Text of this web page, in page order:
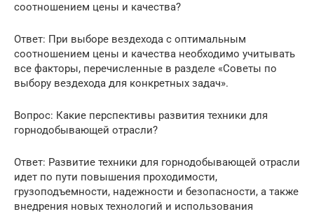
соотношением цены и качества?
Ответ: При выборе вездехода с оптимальным
соотношением цены и качества необходимо учитывать
все факторы, перечисленные в разделе «Советы по
выбору вездехода для конкретных задач».
Вопрос: Какие перспективы развития техники для
горнодобывающей отрасли?
Ответ: Развитие техники для горнодобывающей отрасли
идет по пути повышения проходимости,
грузоподъемности, надежности и безопасности, а также
внедрения новых технологий и использования